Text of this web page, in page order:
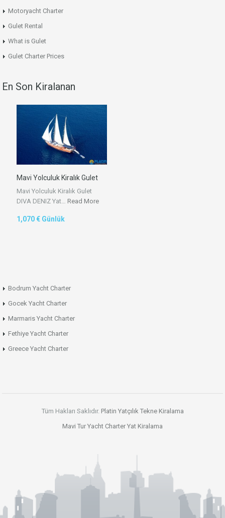
Motoryacht Charter
Gulet Rental
What is Gulet
Gulet Charter Prices
En Son Kiralanan
Mavi Yolculuk Kiralık Gulet
Mavi Yolculuk Kiralık Gulet
DIVA DENIZ Yat… Read More
1,070 € Günlük
Bodrum Yacht Charter
Gocek Yacht Charter
Marmaris Yacht Charter
Fethiye Yacht Charter
Greece Yacht Charter
Tüm Hakları Saklıdır. Platin Yatçılık Tekne Kiralama
Mavi Tur Yacht Charter Yat Kiralama